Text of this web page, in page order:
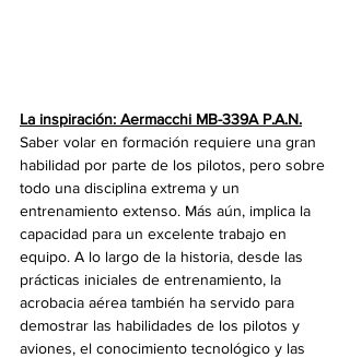
La inspiración: Aermacchi MB-339A P.A.N.
Saber volar en formación requiere una gran
habilidad por parte de los pilotos, pero sobre
todo una disciplina extrema y un
entrenamiento extenso. Más aún, implica la
capacidad para un excelente trabajo en
equipo. A lo largo de la historia, desde las
prácticas iniciales de entrenamiento, la
acrobacia aérea también ha servido para
demostrar las habilidades de los pilotos y
aviones, el conocimiento tecnológico y las